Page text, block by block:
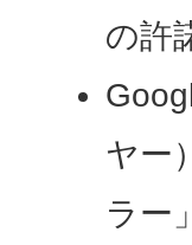
の許
ヤー
ラー